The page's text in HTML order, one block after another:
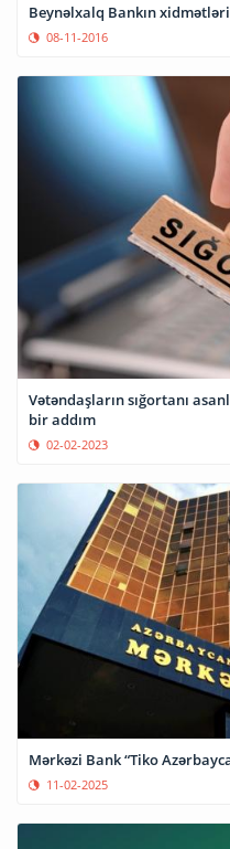
Beynəlxalq Bankın
08-11-2016
Vətəndaşların sığortanı
bir addım
02-02-2023
Mərkəzi Bank “Tiko
11-02-2025